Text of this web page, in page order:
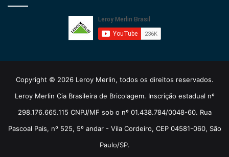
Copyright © 2026 Leroy Merlin, todos os direitos reservados.
Leroy Merlin Cia Brasileira de Bricolagem. Inscrição estadual nº
298.176.665.115 CNPJ/MF sob o nº 01.438.784/0048-60. Rua
Pascoal Pais, nº 525, 5º andar - Vila Cordeiro, CEP 04581-060, São
Paulo/SP.